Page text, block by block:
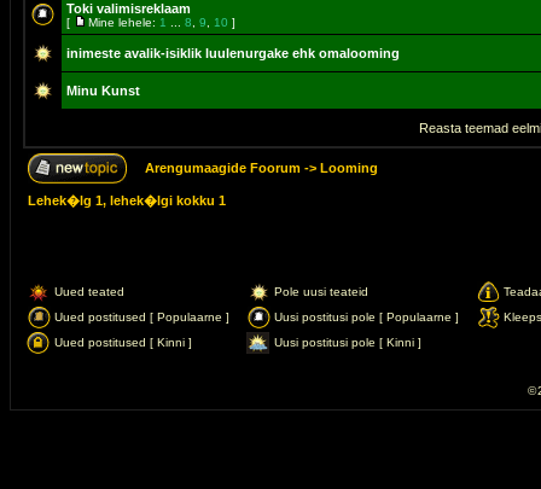
Toki valimisreklaam
[ Mine lehele: 1 8 9 10 ]
inimeste avalik-isiklik luulenurgake ehk omalooming
Minu Kunst
Reasta teemad
Arengumaagide Foorum -> Looming
Lehek�lg 1, lehek�lgi kokku 1
Uued teated Pole uusi teateid
Uued postitused [ Populaarne ]
Uusi postitusi pole [ Populaarne ]
Kleeps
Uued postitused [ Kinni ]
Uusi postitusi pole [ Kinni ]
©